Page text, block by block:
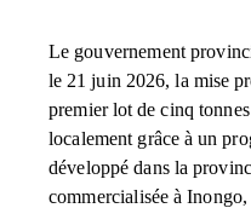
Le gouvernement
le 21 juin 2026, la mise
premier lot de cinq
localement grâce à un
développé dans la
commercialisée à